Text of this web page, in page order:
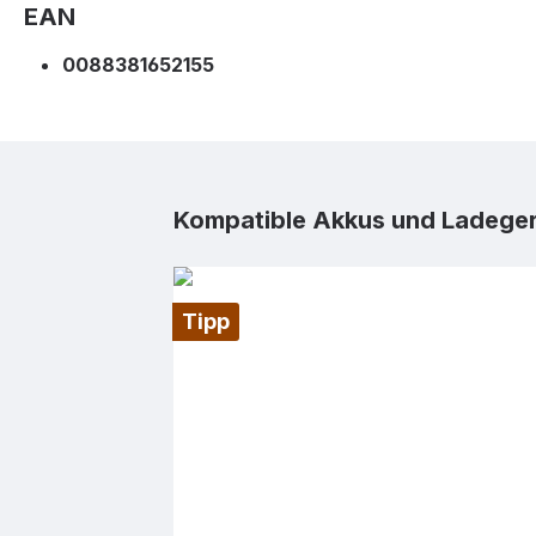
EAN
0088381652155
Produktgalerie überspringen
Kompatible Akkus und
Tipp